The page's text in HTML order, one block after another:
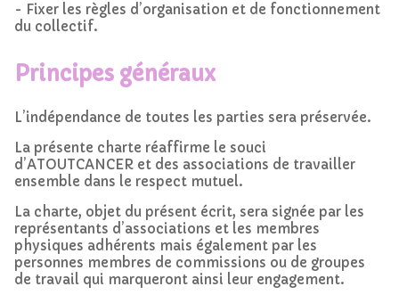
- Fixer les règles d’organisation et de fonctionnement
du collectif.
Principes généraux
L’indépendance de toutes les parties sera préservée.
La présente charte réaffirme le souci
d’ATOUTCANCER et des associations de travailler
ensemble dans le respect mutuel.
La charte, objet du présent écrit, sera signée par les
représentants d’associations et les membres
physiques adhérents mais également par les
personnes membres de commissions ou de groupes
de travail qui marqueront ainsi leur engagement.